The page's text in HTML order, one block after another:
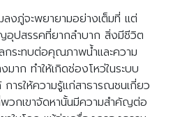
งภู่จะพยายามอย่างเต็มที่ แต่
ปสรรคที่ยากลำบาก สิ่งมีชีวิต
ระทบต่อคุณภาพน้ำและความ
าก ทำให้เกิดช่องโหว่ในระบบ
การให้ความรู้แก่สาธารณชนเกี่ยว
วกเขาจัดหานั้นมีความสำคัญต่อ